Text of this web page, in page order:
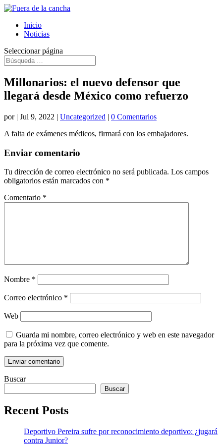
Inicio
Noticias
Seleccionar página
Millonarios: el nuevo defensor que
llegará desde México como refuerzo
por | Jul 9, 2022 | Uncategorized | 0 Comentarios
A falta de exámenes médicos, firmará con los embajadores.
Enviar comentario
Tu dirección de correo electrónico no será publicada. Los campos
obligatorios están marcados con *
Comentario *
Nombre *
Correo electrónico *
Web
Guarda mi nombre, correo electrónico y web en este navegador
para la próxima vez que comente.
Buscar
Buscar
Recent Posts
Deportivo Pereira sufre por reconocimiento deportivo: ¿jugará
contra Junior?